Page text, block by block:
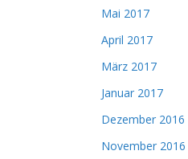
Mai 2017
April 2017
März 2017
Januar 2017
Dezember 2016
November 2016